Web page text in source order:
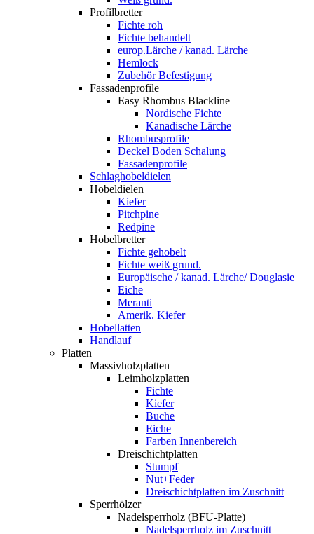
Profilbretter
Fichte roh
Fichte behandelt
europ.Lärche / kanad. Lärche
Hemlock
Zubehör Befestigung
Fassadenprofile
Easy Rhombus Blackline
Nordische Fichte
Kanadische Lärche
Rhombusprofile
Deckel Boden Schalung
Fassadenprofile
Schlaghobeldielen
Hobeldielen
Kiefer
Pitchpine
Redpine
Hobelbretter
Fichte gehobelt
Fichte weiß grund.
Europäische / kanad. Lärche/ Douglasie
Eiche
Meranti
Amerik. Kiefer
Hobellatten
Handlauf
Platten
Massivholzplatten
Leimholzplatten
Fichte
Kiefer
Buche
Eiche
Farben Innenbereich
Dreischichtplatten
Stumpf
Nut+Feder
Dreischichtplatten im Zuschnitt
Sperrhölzer
Nadelsperrholz (BFU-Platte)
Nadelsperrholz im Zuschnitt